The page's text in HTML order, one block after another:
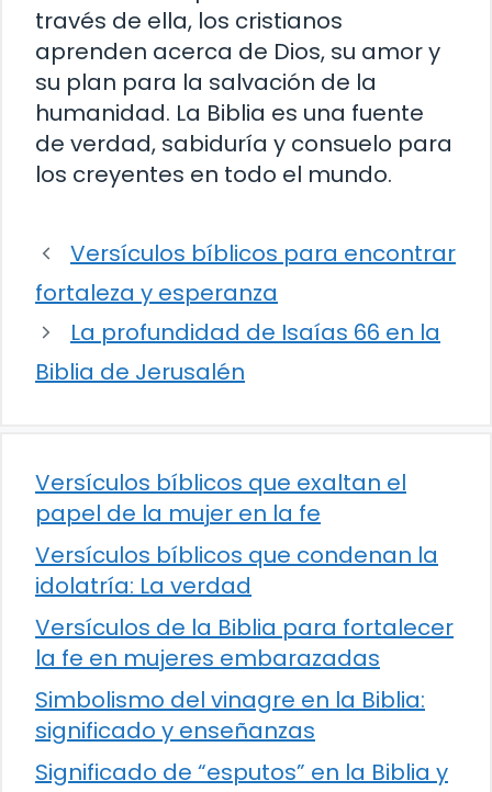
través de ella, los cristianos
aprenden acerca de Dios, su amor y
su plan para la salvación de la
humanidad. La Biblia es una fuente
de verdad, sabiduría y consuelo para
los creyentes en todo el mundo.
Versículos bíblicos para encontrar
fortaleza y esperanza
La profundidad de Isaías 66 en la
Biblia de Jerusalén
Versículos bíblicos que exaltan el
papel de la mujer en la fe
Versículos bíblicos que condenan la
idolatría: La verdad
Versículos de la Biblia para fortalecer
la fe en mujeres embarazadas
Simbolismo del vinagre en la Biblia:
significado y enseñanzas
Significado de “esputos” en la Biblia y